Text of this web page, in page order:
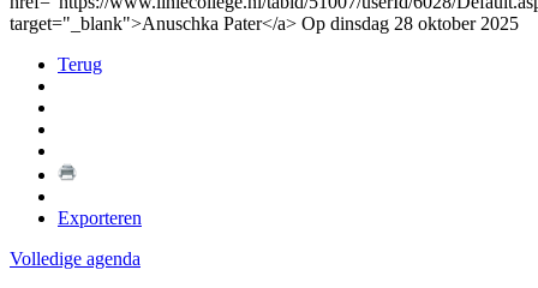
target="_blank">Anuschka Pater</a> Op dinsdag 28 oktober 2025
Terug
Exporteren
Volledige agenda